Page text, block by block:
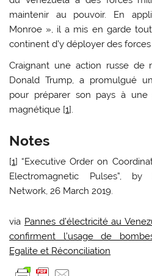
maintenir au pouvoir. En
Monroe », il a mis en garde
continent d’y déployer des
Craignant une action russe de
Donald Trump, a promulgué
pour préparer son pays à une
magnétique [1].
Notes
[1] “Executive Order on
Electromagnetic Pulses”,
Network, 26 March 2019.
via Pannes d’électricité au
confirment l’usage de
Egalite et Réconciliation